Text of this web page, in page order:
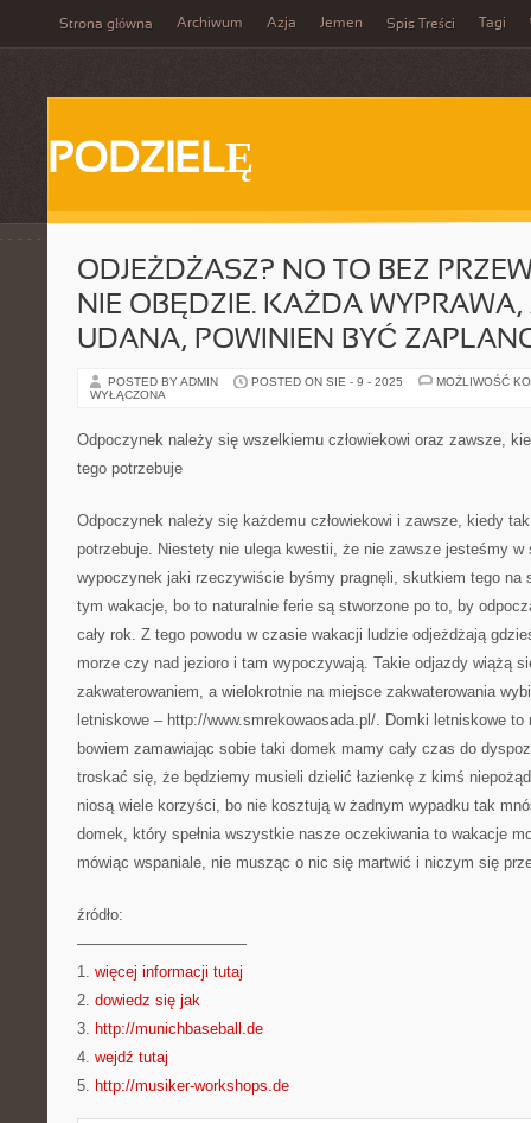
Strona główna Archiwum Azja Jemen Spis Treści Tagi
PODZIELĘ
ODJEŻDŻASZ? NO TO BEZ
NIE OBĘDZIE. KAŻDA WYPRAWA,
UDANA, POWINIEN BYĆ
POSTED BY ADMIN POSTED ON SIE - 9 - 2025
MOŻLIWOŚĆ
WYŁĄCZONA
Odpoczynek należy się wszelkiemu człowiekowi oraz zawsze,
tego potrzebuje
Odpoczynek należy się każdemu człowiekowi i zawsze, kiedy tak
potrzebuje. Niestety nie ulega kwestii, że nie zawsze jesteśmy
wypoczynek jaki rzeczywiście byśmy pragnęli, skutkiem tego na
tym wakacje, bo to naturalnie ferie są stworzone po to, by
cały rok. Z tego powodu w czasie wakacji ludzie odjeżdżają
morze czy nad jezioro i tam wypoczywają. Takie odjazdy wiążą
zakwaterowaniem, a wielokrotnie na miejsce zakwaterowania
letniskowe – http://www.smrekowaosada.pl/. Domki letniskowe
bowiem zamawiając sobie taki domek mamy cały czas do
troskać się, że będziemy musieli dzielić łazienkę z kimś
niosą wiele korzyści, bo nie kosztują w żadnym wypadku tak
domek, który spełnia wszystkie nasze oczekiwania to wakacje
mówiąc wspaniale, nie musząc o nic się martwić i niczym się
źródło:
———————————
1. więcej informacji tutaj
2. dowiedz się jak
3. http://munichbaseball.de
4. wejdź tutaj
5. http://musiker-workshops.de